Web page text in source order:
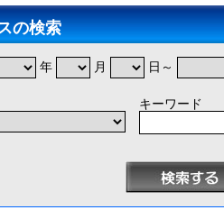
の検索
年 月 日～
キーワード